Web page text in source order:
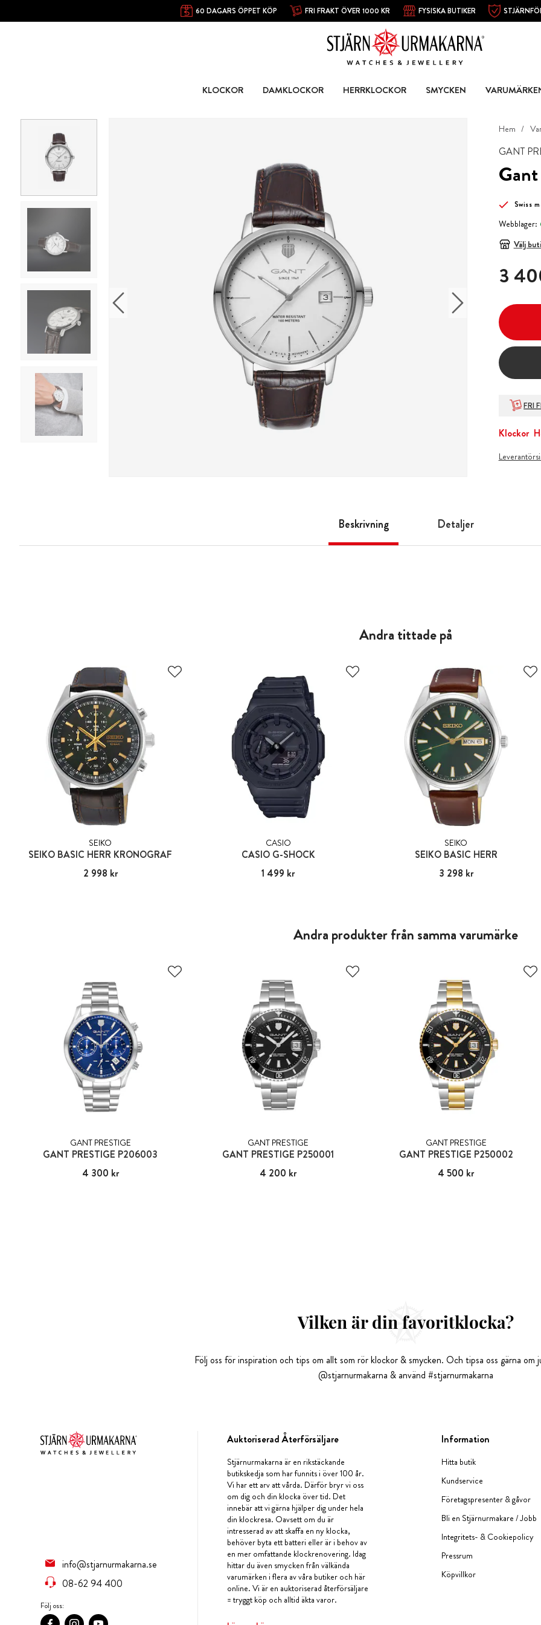
60 DAGARS ÖPPET KÖP FRI FRAKT ÖVER 1000 KR FYSISKA BUTIKER
KLOCKOR DAMKLOCKOR HERRKLOCKOR SMYCKEN
Hem
GANT
Swiss
Webblager:
Välj
Pris 3
3
FRI
Klockor
Beskrivning Detaljer
Andra tittade på
SEIKO
SEIKO BASIC HERR KRONOGRAF
Pris :2 998 kr
2 998 kr
CASIO
CASIO G-SHOCK
Pris :1 499 kr
1 499 kr
SEIKO
SEIKO BASIC HERR
Pris :3 298 kr
3 298 kr
Andra produkter från samma varumärke
GANT PRESTIGE
GANT PRESTIGE P206003
Pris:4 300 kr
4 300 kr
GANT PRESTIGE
GANT PRESTIGE P250001
Pris:4 200 kr
4 200 kr
GANT PRESTIGE
GANT PRESTIGE P250002
Pris:4 500 kr
4 500 kr
Vilken är din favoritklocka?
Följ oss för inspiration och tips om allt som rör klockor & smycken. Och tipsa oss gärna om
@stjarnurmakarna & använd #stjarnurmakarna
info@stjarnurmakarna.se
08-62 94 400
Följ oss:
Auktoriserad Återförsäljare
Stjärnurmakarna är en rikstäckande
butikskedja som har funnits i över 100 år.
Vi har ett arv att vårda. Därför bryr vi oss
om dig och din klocka över tid. Det
innebär att vi gärna hjälper dig under hela
din klockresa. Oavsett om du är
intresserad av att skaffa en ny klocka,
behöver byta ett batteri eller är i behov av
en mer omfattande klockrenovering. Idag
hittar du även smycken från välkända
varumärken i flera av våra butiker och här
online. Vi är en auktoriserad återförsäljare
= tryggt köp och alltid äkta varor.
Information
Hitta butik
Kundservice
Företagspresenter & gåvor
Bli en Stjärnurmakare / Jobb
Integritets- & Cookiepolicy
Pressrum
Köpvillkor